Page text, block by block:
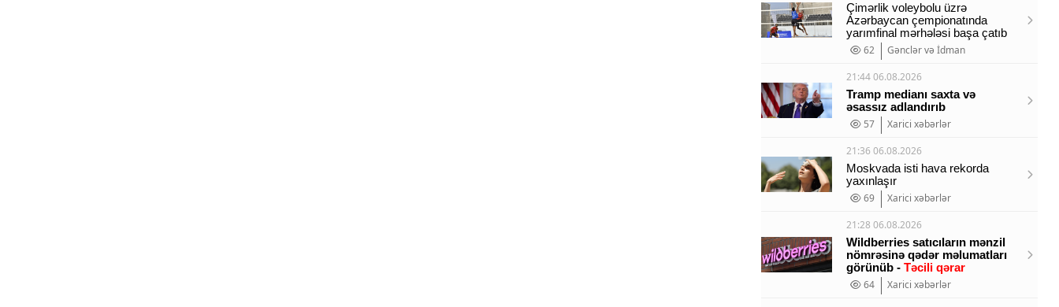
Çimərlik voleybolu üzrə
Azərbaycan çempionatında
yarımfinal mərhələsi başa çatıb
62
Gənclər və İdman
21:44 06.08.2026
Tramp medianı saxta və
əsassız adlandırıb
57
Xarici xəbərlər
21:36 06.08.2026
Moskvada isti hava rekorda
yaxınlaşır
69
Xarici xəbərlər
21:28 06.08.2026
Wildberries satıcıların mənzil
nömrəsinə qədər məlumatları
görünüb - Təcili qərar
64
Xarici xəbərlər